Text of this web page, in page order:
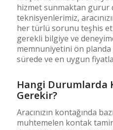
hizmet sunmaktan gurur
teknisyenlerimiz,
her türlü sorunu teşhis
gerekli bilgiye ve
memnuniyetini ön planda
sürede ve en uygun
Hangi Durumlarda
Gerekir?
Aracınızın kontağında
muhtemelen kontak